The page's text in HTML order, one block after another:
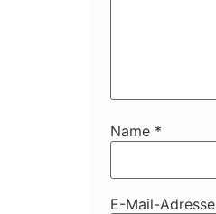
Name *
E-Mail-Adresse